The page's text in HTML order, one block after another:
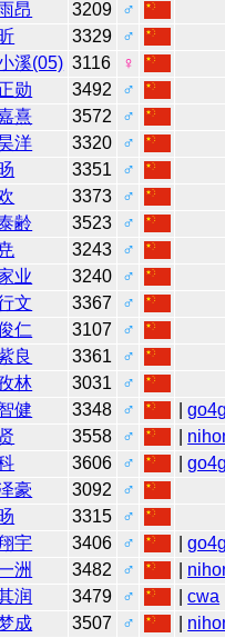
昂 3209
♂
3329
♂
溪(05) 3116
♀
勋 3492
♂
熹 3572
♂
洋 3320
♂
3351
♂
3373
♂
齢 3523
♂
3243
♂
业 3240
♂
文 3367
♂
仁 3107
♂
良 3361
♂
林 3031
♂
健 3348 ♂ |
3558 ♂
3606 ♂ |
豪 3092
♂
3315
♂
宇 3406 ♂ |
洲 3482 ♂
润 3479 ♂ |cwa
成 3507 ♂